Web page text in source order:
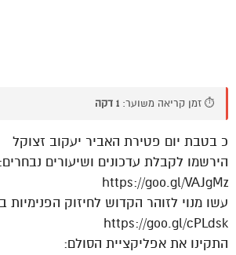
⏱️ זמן קריאה משוער: 1 דקה
כ בטבת יום פטירת האביר יעקוב זצוקל
הירשמו לקבלת עדכונים ושיעורים נבחרים:
https://goo.gl/VAJgMz
עשו מנוי לזוהר הקדוש לחיזוק הפנימיות
https://goo.gl/cPLdsk
התקינו את אפליקציית הסולם: